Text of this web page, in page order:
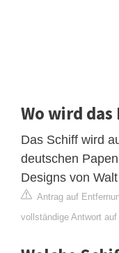
Wo wird
Das Schiff wird
deutschen
Designs von
Antrag auf
vollständige Antwort